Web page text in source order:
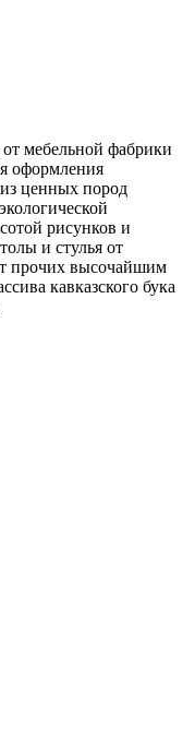
мебельной фабрики
оформления
ценных пород
рисунков и
и стулья от
прочих высочайшим
кавказского бука